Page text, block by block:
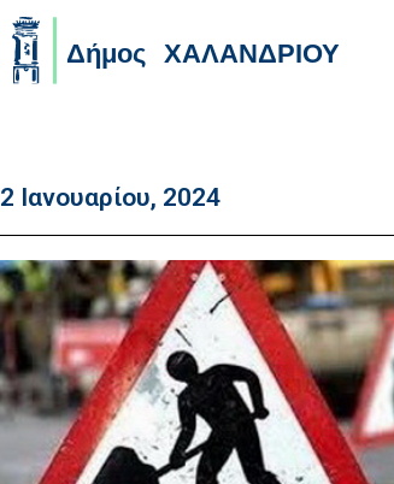
2 Ιανουαρίου, 2024